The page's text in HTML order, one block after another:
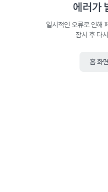
에러가
일시적인 오류로 인해
잠시 후 다
홈 화